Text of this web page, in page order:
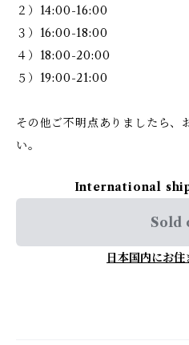
２）14:00-16:00
３）16:00-18:00
４）18:00-20:00
５）19:00-21:00
その他ご不明点ありましたら、
い。
International
Sold
日本国内にお